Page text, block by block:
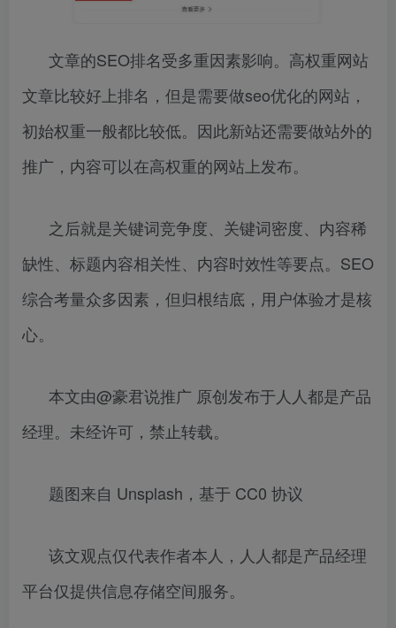
文章的SEO排名受多重因素影响。高权重网站
文章比较好上排名，但是需要做seo优化的网站，
初始权重一般都比较低。因此新站还需要做站外的
推广，内容可以在高权重的网站上发布。
之后就是关键词竞争度、关键词密度、内容稀
缺性、标题内容相关性、内容时效性等要点。SEO
综合考量众多因素，但归根结底，用户体验才是核
心。
本文由@豪君说推广 原创发布于人人都是产品
经理。未经许可，禁止转载。
题图来自 Unsplash，基于 CC0 协议
该文观点仅代表作者本人，人人都是产品经理
平台仅提供信息存储空间服务。